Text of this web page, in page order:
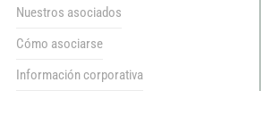
Nuestros asociados
Cómo asociarse
Información corporativa